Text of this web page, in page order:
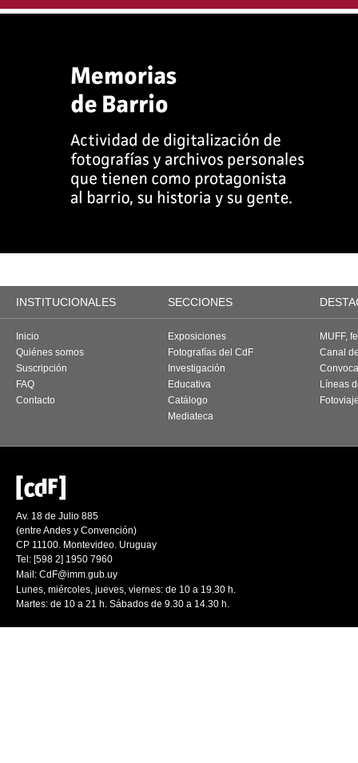
INSTITUCIONALES SECCIONES
Inicio
Quiénes somos
Suscripción
FAQ
Contacto
Exposiciones
Fotografías del CdF
Investigación
Educativa
Catálogo
Mediateca
MUFF,
Canal
Líneas
Av. 18 de Julio 885
(entre Andes y Convención)
CP 11100. Montevideo. Uruguay
Tel: [598 2] 1950 7960
Mail: CdF@imm.gub.uy
Lunes, miércoles, jueves, viernes: de 10 a 19.30 h.
Martes: de 10 a 21 h. Sábados de 9.30 a 14.30 h.